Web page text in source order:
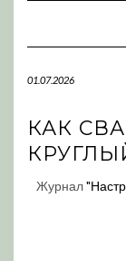
01.07.2026
КАК
Журнал